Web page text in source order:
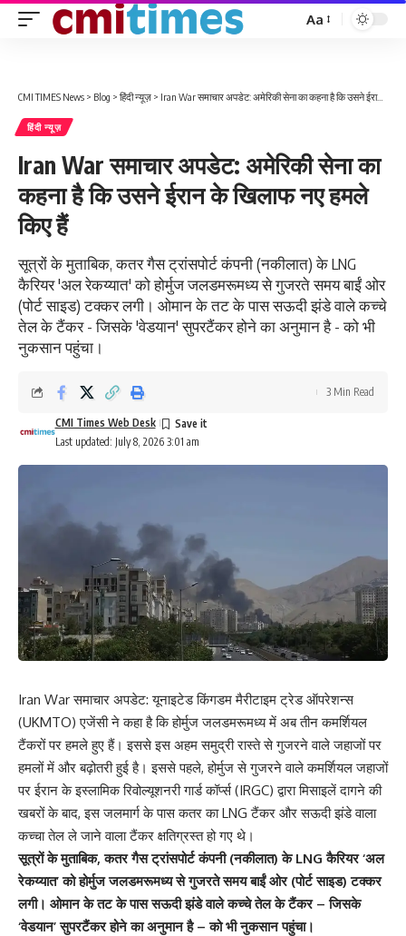
Font
Aa
CMI TIMES News > Blog > हिंदी न्यूज़ > Iran War समाचार अपडेट: अमेरिकी सेना का कहना है कि उसने ईरान के खिलाफ नए हमले किए हैं
हिंदी न्यूज़
Iran War समाचार अपडेट: अमेरिकी सेना का
कहना है कि उसने ईरान के खिलाफ नए हमले
किए हैं
सूत्रों के मुताबिक, कतर गैस ट्रांसपोर्ट कंपनी (नकीलात) के LNG
कैरियर 'अल रेकय्यात' को होर्मुज जलडमरूमध्य से गुजरते समय बाईं ओर
(पोर्ट साइड) टक्कर लगी। ओमान के तट के पास सऊदी झंडे वाले कच्चे
तेल के टैंकर - जिसके 'वेडयान' सुपरटैंकर होने का अनुमान है - को भी
नुकसान पहुंचा।
Last updated: July 8, 2026 3:01 am
CMI Times Web Desk
3 Min Read
Iran War समाचार अपडेट: यूनाइटेड किंगडम मैरीटाइम ट्रेड ऑपरेशन्स
(UKMTO) एजेंसी ने कहा है कि होर्मुजजलडमरूमध्यमें अब तीन कमर्शियल
टैंकरों पर हमले हुए हैं। इससे इस अहम समुद्री रास्ते से गुजरने वाले जहाजों पर
हमलों में और बढ़ोतरी हुई है। इससे पहले, होर्मुज से गुजरने वाले कमर्शियल जहाजों
पर ईरान के इस्लामिक रिवोल्यूशनरी गार्ड कॉर्प्स (IRGC) द्वारा मिसाइलें दागने की
खबरों के बाद, इस जलमार्ग के पास कतर का LNG टैंकर और सऊदी झंडे वाला
कच्चा तेल ले जाने वाला टैंकर क्षतिग्रस्त हो गए थे।
सूत्रों के मुताबिक, कतर गैस ट्रांसपोर्ट कंपनी (नकीलात) के LNG कैरियर ‘अल
रेकय्यात’ को होर्मुज जलडमरूमध्य से गुजरते समय बाईं ओर (पोर्ट साइड) टक्कर
लगी। ओमान के तट के पास सऊदी झंडे वाले कच्चे तेल के टैंकर – जिसके
‘वेडयान’ सुपरटैंकर होने का अनुमान है – को भी नुकसान पहुंचा।